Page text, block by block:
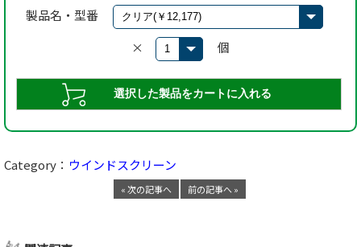
製品名・型番
×
個
Category： ウインドスクリーン
« 次の記事へ 前の記事へ »